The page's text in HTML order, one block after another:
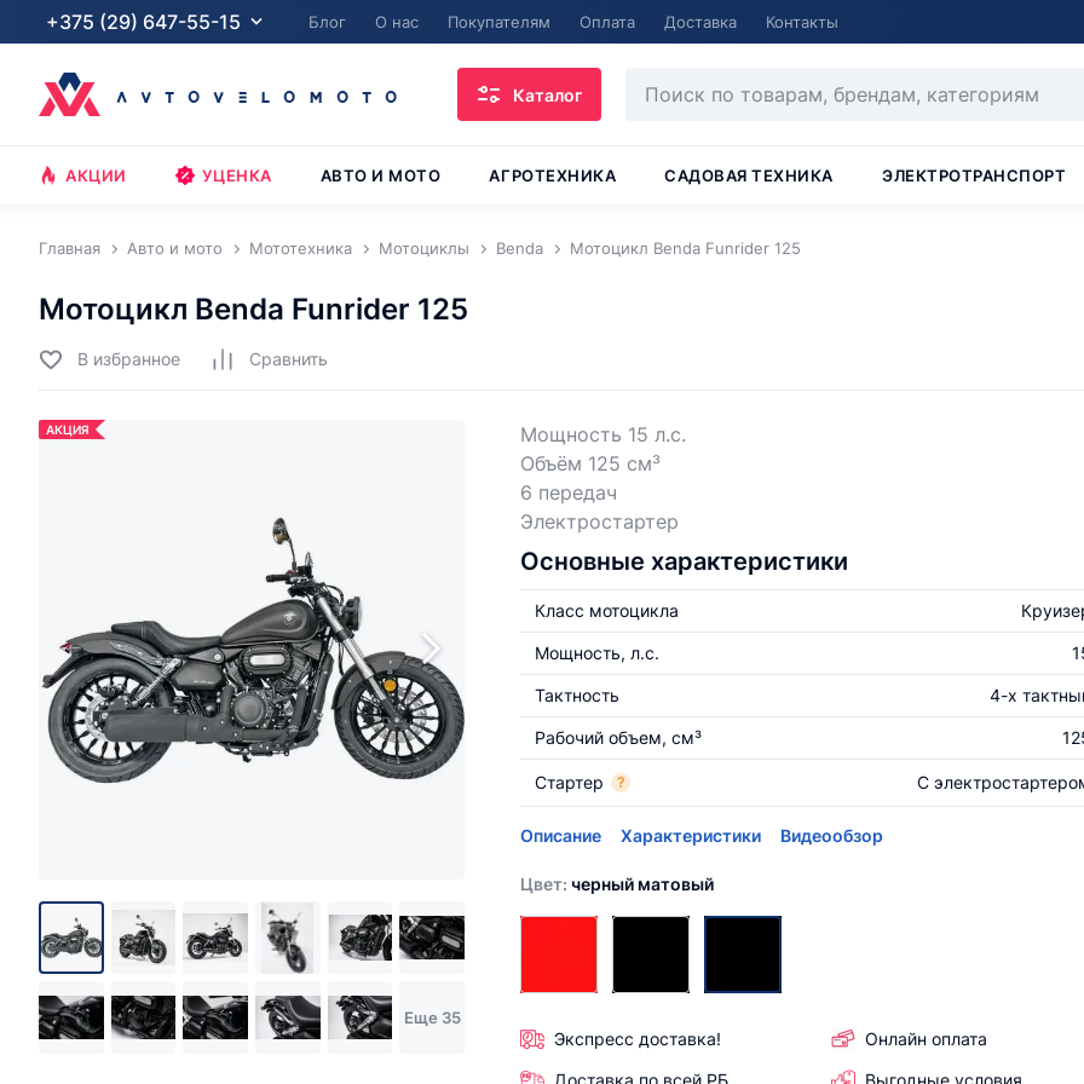
+375 (29) 647-55-15 Блог О нас Покупателям Оплата Доставка Контакты
Каталог
АКЦИИ УЦЕНКА АВТО И МОТО АГРОТЕХНИКА САДОВАЯ ТЕХНИКА ЭЛЕКТРОТРАНСПОРТ
Главная Авто и мото Мототехника Мотоциклы Benda Мотоцикл Benda Funrider 125
Мотоцикл Benda Funrider 125
В избранное Cравнить
АКЦИЯ
Еще 35
Мощность 15 л.с.
Объём 125 см³
6 передач
Электростартер
Основные характеристики
Класс мотоцикла
Мощность, л.с.
Тактность 4-х
Рабочий объем, см³
Стартер ? С
Описание Характеристики Видеообзор
Цвет: черный матовый
Экспресс доставка!
Онлайн оплата
Доставка по всей РБ
Выгодные условия